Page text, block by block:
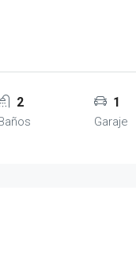
2 1
Garaje